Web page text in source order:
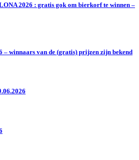
2026 : gratis gok om bierkorf te winnen –
– winnaars van de (gratis) prijzen zijn bekend